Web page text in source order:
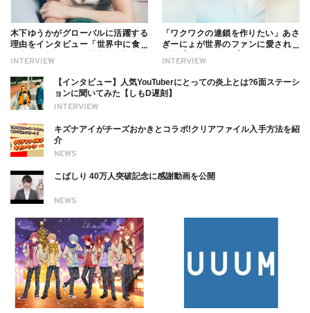
INTERVIEW
木下ゆうかがグローバルに活躍する
理由をインタビュー「世界中に食べ
ついても
INTERVIEW
「ワクワクの連鎖を作りたい」あさ
ぎーにょが世界のファンに愛される
INTERVIEW
【インタビュー】人気YouTuberにとっての炎上とは?6面ステーシ
ョンに聞いてみた【しもD遅刻】
NEWS
キズナアイがチーズおかきとコラボ!クリアファイル入手方法を紹
介
NEWS
こばしり 40万人突破記念に感謝動画を公開